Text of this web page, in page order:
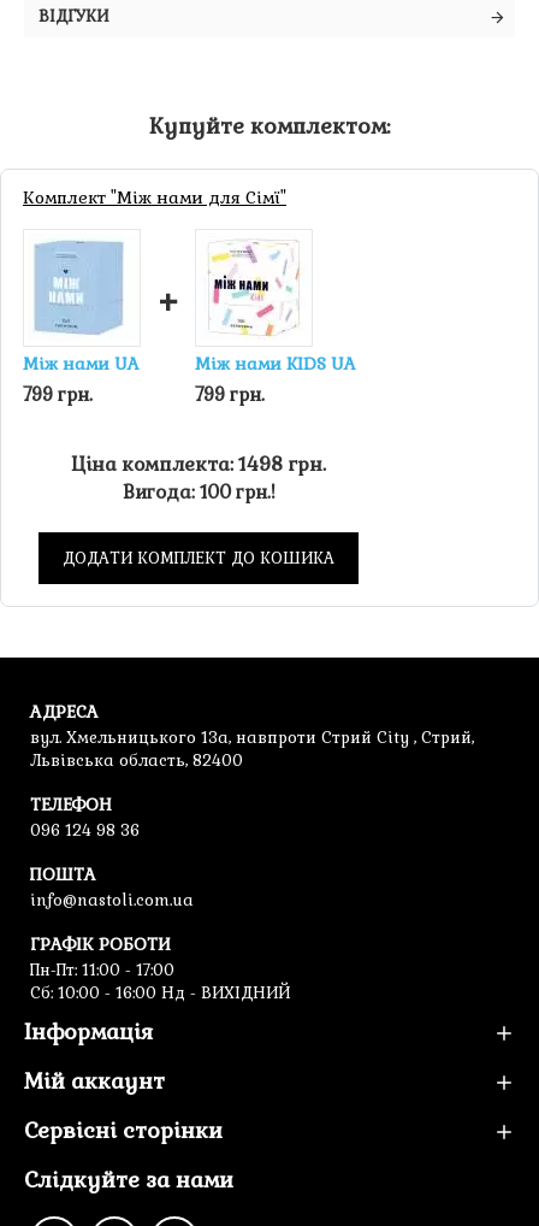
власність, яка вам припала до душі. А у спеціальній зоні
Коли всі карти на права власності перейдуть до рук
підрахувати доходи! Хто ж заробив більше?
Така гра стане чудовим подарунком, грати в неї буде
цікаво як дітям, так і дорослим.
Розвиток
Розвивайте логіку, швидкість прийняття рішень та реакції,
розробляйте власні стратегії, пізнайте нові сторони
економічних операцій, граючи в цікаву гру в приємній
Зверніть увагу! Ж ивлення: 3 батарейки типу ААА
ВІДГУКИ
Купуйте комплектом:
Комплект "Між нами для Сімї"
Між нами UA
799 грн.
+
Між нами KIDS UA
799 грн.
Ціна комплекта: 1498 грн.
Вигода: 100 грн.!
ДОДАТИ КОМПЛЕКТ ДО КОШИКА
АДРЕСА
вул. Хмельницького 13а, навпроти Стрий City , Стрий,
Львівська область, 82400
ТЕЛЕФОН
096 124 98 36
ПОШТА
info@nastoli.com.ua
ГРАФІК РОБОТИ
Пн-Пт: 11:00 - 17:00
Cб: 10:00 - 16:00 Нд - ВИХІДНИЙ
Інформація
Мій аккаунт
Сервісні сторінки
Слідкуйте за нами